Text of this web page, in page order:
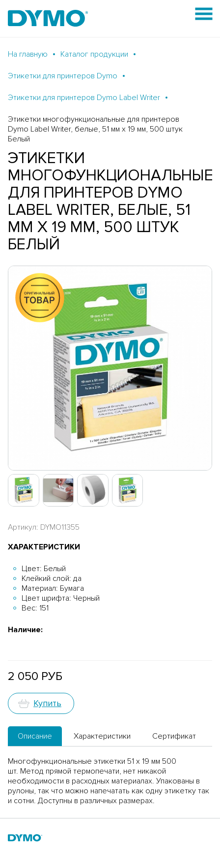
На главную Каталог продукции
Этикетки для принтеров Dymo
Этикетки для принтеров Dymo Label Writer
Этикетки многофункциональные для принтеров
Dymo Label Writer, белые, 51 мм x 19 мм, 500 штук
Белый
ЭТИКЕТКИ
МНОГОФУНКЦИОНАЛЬНЫЕ
ДЛЯ ПРИНТЕРОВ DYMO
LABEL WRITER, БЕЛЫЕ, 51
ММ X 19 ММ, 500 ШТУК
БЕЛЫЙ
Артикул: DYMO11355
ХАРАКТЕРИСТИКИ
Цвет: Белый
Клейкий слой: да
Материал: Бумага
Цвет шрифта: Черный
Вес: 151
Наличие:
2 050 РУБ
Купить
Описание Характеристики Сертификат
Многофункциональные этикетки 51 х 19 мм 500
шт. Метод прямой термопечати, нет никакой
необходимости в расходных материалах. Упакованы в
рулоны, так что можно напечатать как одну этикетку так
и сотни. Доступны в различных размерах.